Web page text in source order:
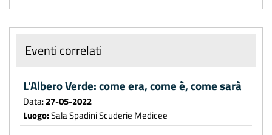
Eventi correlati
L'Albero Verde: come era, come è, come sarà
Data:27-05-2022
Luogo:Sala Spadini Scuderie Medicee